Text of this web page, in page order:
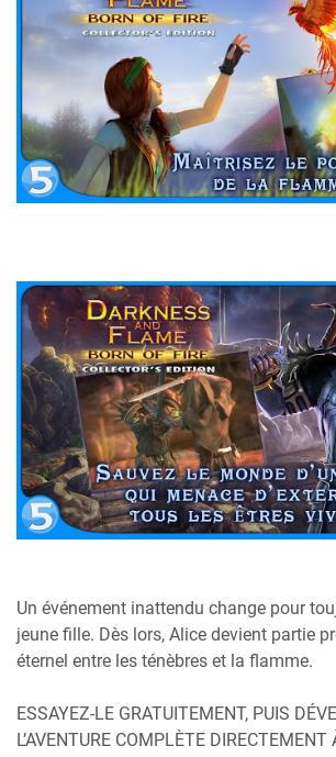
Un événement inattendu change pour
jeune fille. Dès lors, Alice devient partie
éternel entre les ténèbres et la flamme.
ESSAYEZ-LE GRATUITEMENT, PUIS
L’AVENTURE COMPLÈTE DIRECTEMENT